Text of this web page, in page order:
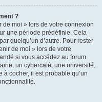
?
moi » lors de votre connexion
une période prédéfinie. Cela
quelqu’un d’autre. Pour rester
de moi » lors de votre
si vous accédez au forum
un cybercafé, une université,
à cocher, il est probable qu’un